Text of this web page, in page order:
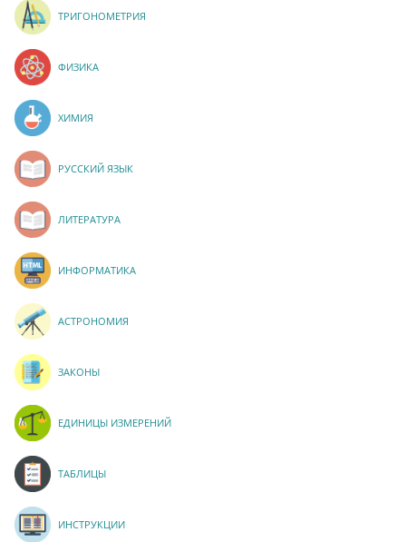
ТРИГОНОМЕТРИЯ
ФИЗИКА
ХИМИЯ
РУССКИЙ ЯЗЫК
ЛИТЕРАТУРА
ИНФОРМАТИКА
АСТРОНОМИЯ
ЗАКОНЫ
ЕДИНИЦЫ ИЗМЕРЕНИЙ
ТАБЛИЦЫ
ИНСТРУКЦИИ